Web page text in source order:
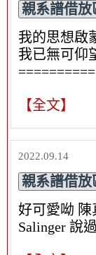
親系譜借放
我的思想啟
我已無可仰
【全文】
2022.09.14
親系譜借放
好可愛呦 陳
Salinger 說